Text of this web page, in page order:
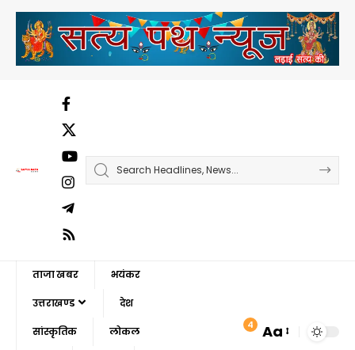
ताजा खबर भयंकर
उत्तराखण्ड देश
सांस्कृतिक लोकल 4 Aa